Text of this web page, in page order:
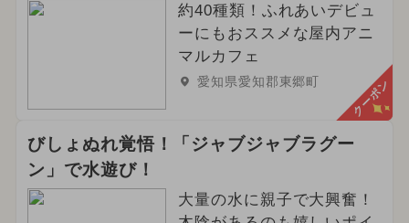
約40種類！ふれあいデビュ
ーにもおススメな屋内アニ
マルカフェ
愛知県愛知郡東郷町 クーポン
びしょぬれ覚悟！「ジャブジャブラグー
ン」で水遊び！
大量の水に親子で大興奮！